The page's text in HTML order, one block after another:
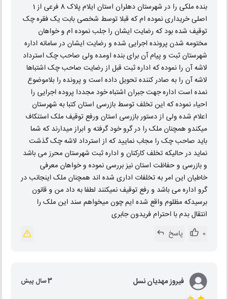
بنده ملکی را در شهرستان دهلران استان ایلام پلاک 8 فرعی از 1
اصلی خریداری نموده ام که قبلا توسط شخصی بابت یک فقره چک
توقیف شده بود که رضایت ایشان را جلب نموده ام و خواهان
مختومه شدن پرونده اجرایی شده و رضایت ایشان در سامانه اداره
شهرستان ثبت و پیام آن برای بنده اومده ولی صاحب چک استرداد
لاشه آن را نموده که اداره ثبت قبل از رضایت صاحب چک اشتباها
لاشه آن را به صادر کننده تحویل داده است و پرونده را بلاموضوع
نمده است اداره جهت جبران اشتباه خود مجددا پروده اجرایی را
احیاء نموده که این تخلف توسط بازرسی استان کتبا به شهرستان
اعلام شده ولی از دستور بازرسی استان ورفع توقیف ملک استنکاف
میکندو همچنان ملک را در گرو خود گرفته و ابراز میدارند که شما
باید صاحب چک را مجاب نمایید که از استرداد لاشه چک گذشت
نماید در حالیکه تخلف کارکنان و اداره ثبت شهرستان محرز می باشد
و بازرسی و حفاظت استان نیز بررسی نموده و خواهان معرفی
خاطیان این امر به تخلفات اداری شده اند همچنان ملک اینجانب در
گرو اداره می باشد و رفع توقیف نمیکنند لطفا به داد من و قانون
برسیدکه مظلوم واقع شده ایم چون میخواهم سند این ملک را
انتقال بدم با احترام فریدون جابری
0
پاسخ
فیروز مهدیان نسل 3 سال پیش